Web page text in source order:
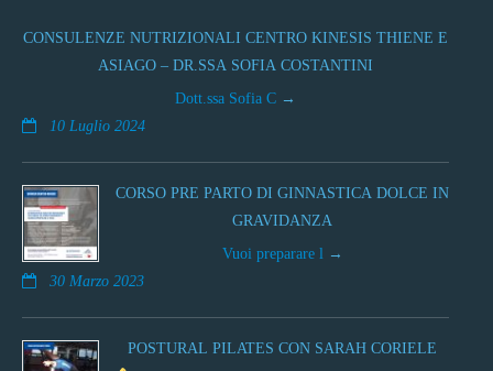
CONSULENZE NUTRIZIONALI CENTRO KINESIS THIENE E
ASIAGO – DR.SSA SOFIA COSTANTINI
Dott.ssa Sofia C
10 Luglio 2024
CORSO PRE PARTO DI GINNASTICA DOLCE IN
GRAVIDANZA
Vuoi preparare l
30 Marzo 2023
POSTURAL PILATES CON SARAH CORIELE